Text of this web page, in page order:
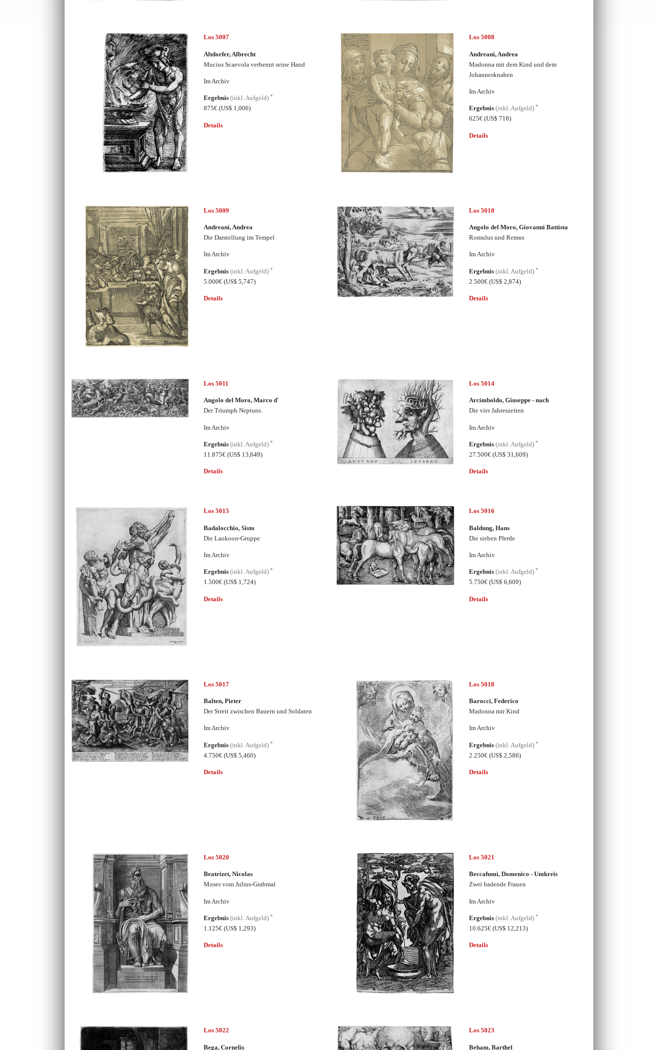
Los 5007
Altdorfer, Albrecht
Mucius Scaevola verbennt seine Hand
Im Archiv
Ergebnis(inkl. Aufgeld)*
875€(US$ 1,006)
Details
Los 5008
Andreani, Andrea
Madonna mit dem Kind und dem
Johannesknaben
Im Archiv
Ergebnis (inkl. Aufgeld) *
625€ (US$ 718)
Details
Los 5009
Andreani, Andrea
Die Darstellung im Tempel
Im Archiv
Ergebnis(inkl. Aufgeld)*
5.000€(US$ 5,747)
Details
Los 5010
Angolo del Moro, Giovanni Battista
Romulus und Remus
Im Archiv
Ergebnis (inkl. Aufgeld) *
2.500€ (US$ 2,874)
Details
Los 5011
Angolo del Moro, Marco d'
Der Triumph Neptuns.
Im Archiv
Ergebnis(inkl. Aufgeld)*
11.875€(US$ 13,649)
Details
Los 5014
Arcimboldo, Giuseppe - nach
Die vier Jahreszeiten
Im Archiv
Ergebnis (inkl. Aufgeld) *
27.500€ (US$ 31,609)
Details
Los 5015
Badalocchio, Sisto
Die Laokoon-Gruppe
Im Archiv
Ergebnis(inkl. Aufgeld)*
1.500€(US$ 1,724)
Details
Los 5016
Baldung, Hans
Die sieben Pferde
Im Archiv
Ergebnis (inkl. Aufgeld) *
5.750€ (US$ 6,609)
Details
Los 5017
Balten, Pieter
Der Streit zwischen Bauern und Soldaten
Im Archiv
Ergebnis(inkl. Aufgeld)*
4.750€(US$ 5,460)
Details
Los 5018
Barocci, Federico
Madonna mir Kind
Im Archiv
Ergebnis (inkl. Aufgeld) *
2.250€ (US$ 2,586)
Details
Los 5020
Beatrizet, Nicolas
Moses vom Julius-Grabmal
Im Archiv
Ergebnis(inkl. Aufgeld)*
1.125€(US$ 1,293)
Details
Los 5021
Beccafumi, Domenico - Umkreis
Zwei badende Frauen
Im Archiv
Ergebnis (inkl. Aufgeld) *
10.625€ (US$ 12,213)
Details
Los 5022
Bega, Cornelis
Los 5023
Beham, Barthel